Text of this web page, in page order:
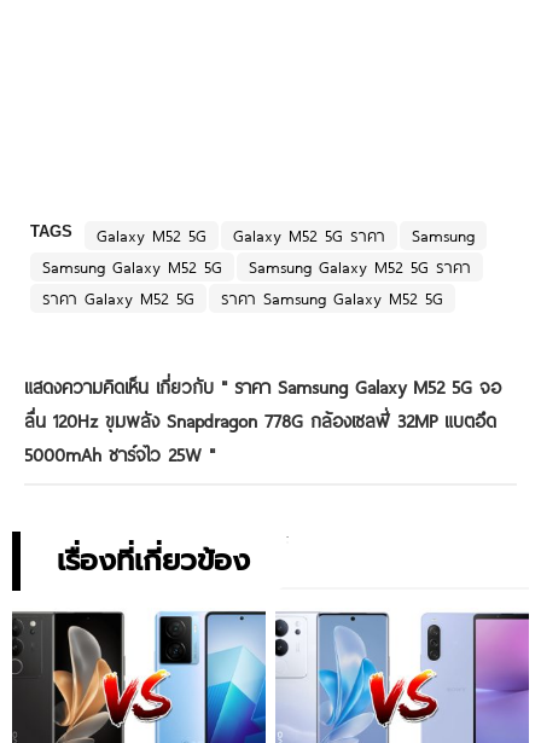
TAGS Galaxy M52 5G Galaxy M52 5G ราคา
Samsung
Samsung Galaxy M52 5G
Samsung Galaxy M52 5G ราคา
ราคา Galaxy M52 5G
ราคา Samsung Galaxy M52 5G
แสดงความคิดเห็น เกี่ยวกับ " ราคา Samsung Galaxy M52 5G จอ
ลื่น 120Hz ขุมพลัง Snapdragon 778G กล้องเซลฟี่ 32MP แบตอึด
5000mAh ชาร์จไว 25W "
เรื่องที่เกี่ยวข้อง